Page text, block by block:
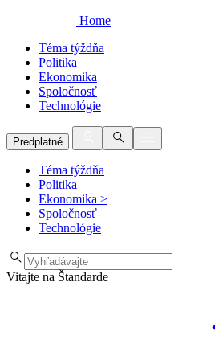
Home
Téma týždňa
Politika
Ekonomika
Spoločnosť
Technológie
Predplatné
Téma týždňa
Politika
Ekonomika >
Spoločnosť
Technológie
Vitajte na Štandarde